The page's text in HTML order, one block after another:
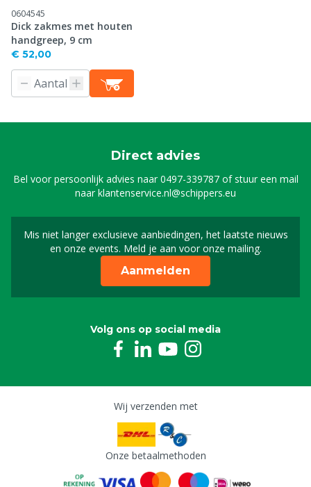
0604545
Dick zakmes met houten
handgreep, 9 cm
€ 52,00
Direct advies
Bel voor persoonlijk advies naar0497-339787of stuur een mail
naarklantenservice.nl@schippers.eu
Mis niet langer exclusieve aanbiedingen, het laatste nieuws
en onze events. Meld je aan voor onze mailing.
Schrijf je in voor onze
Aanmelden
Volg ons op social media
Wij verzenden met
Onze betaalmethoden